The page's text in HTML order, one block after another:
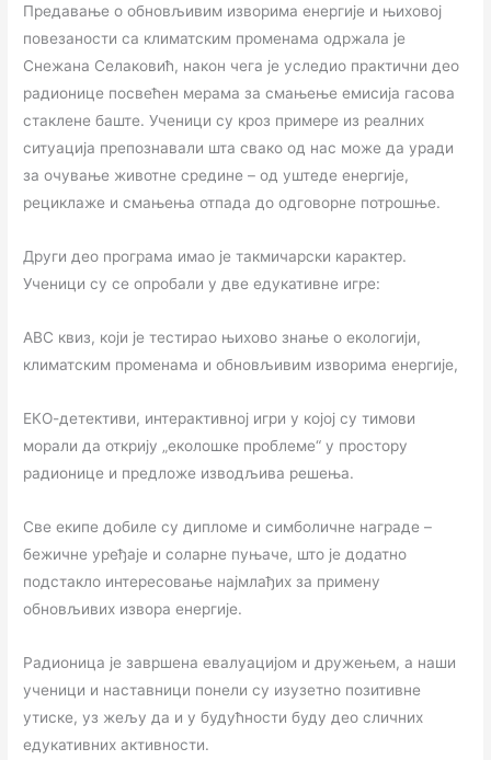
Предавање о обновљивим изворима енергије и њиховој
повезаности са климатским променама одржала је
Снежана Селаковић, након чега је уследио практични део
радионице посвећен мерама за смањење емисија гасова
стаклене баште. Ученици су кроз примере из реалних
ситуација препознавали шта свако од нас може да уради
за очување животне средине – од уштеде енергије,
рециклаже и смањења отпада до одговорне потрошње.
Други део програма имао је такмичарски карактер.
Ученици су се опробали у две едукативне игре:
ABC квиз, који је тестирао њихово знање о екологији,
климатским променама и обновљивим изворима енергије,
ЕКО-детективи, интерактивној игри у којој су тимови
морали да открију „еколошке проблеме“ у простору
радионице и предложе изводљива решења.
Све екипе добиле су дипломе и симболичне награде –
бежичне уређаје и соларне пуњаче, што је додатно
подстакло интересовање најмлађих за примену
обновљивих извора енергије.
Радионица је завршена евалуацијом и дружењем, а наши
ученици и наставници понели су изузетно позитивне
утиске, уз жељу да и у будућности буду део сличних
едукативних активности.